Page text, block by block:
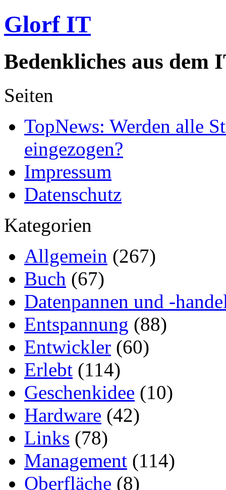
Glorf IT
Bedenkliches aus dem
Seiten
TopNews: Werden alle
eingezogen?
Impressum
Datenschutz
Kategorien
Allgemein (267)
Buch (67)
Datenpannen und -
Entspannung (88)
Entwickler (60)
Erlebt (114)
Geschenkidee (10)
Hardware (42)
Links (78)
Management (114)
Oberfläche (8)